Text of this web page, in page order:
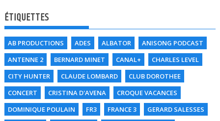
ÉTIQUETTES
AB PRODUCTIONS ADES ALBATOR
ANISONG PODCAST
ANTENNE 2
BERNARD MINET CANAL+
CHARLES LEVEL
CITY HUNTER
CLAUDE LOMBARD
CLUB DOROTHEE
CONCERT
CRISTINA D'AVENA
CROQUE VACANCES
DOMINIQUE POULAIN
FR3 FRANCE 3
GERARD SALESSES